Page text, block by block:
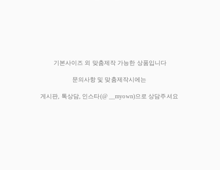
기본사이즈 외 맞춤제작 가능한 상품입니다
문의사항 및 맞춤제작시에는
게시판, 톡상담, 인스타(@ __myown)으로 상담주셔요